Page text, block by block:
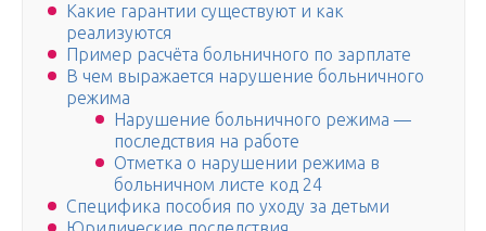
Какие гарантии существуют и как
реализуются
Пример расчёта больничного по зарплате
В чем выражается нарушение больничного
режима
Нарушение больничного режима —
последствия на работе
Отметка о нарушении режима в
больничном листе код 24
Специфика пособия по уходу за детьми